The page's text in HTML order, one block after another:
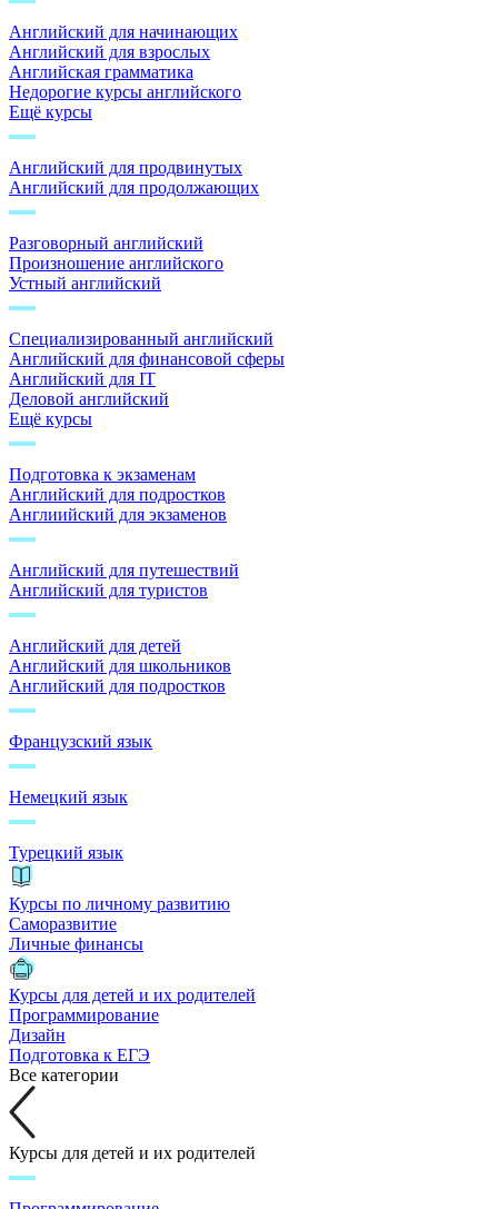
Английский для начинающих
Английский для взрослых
Английская грамматика
Недорогие курсы английского
Ещё курсы
Английский для продвинутых
Английский для продолжающих
Разговорный английский
Произношение английского
Устный английский
Специализированный английский
Английский для финансовой сферы
Английский для IT
Деловой английский
Ещё курсы
Подготовка к экзаменам
Английский для подростков
Англиийский для экзаменов
Английский для путешествий
Английский для туристов
Английский для детей
Английский для школьников
Английский для подростков
Французский язык
Немецкий язык
Турецкий язык
Курсы по личному развитию
Саморазвитие
Личные финансы
Курсы для детей и их родителей
Программирование
Дизайн
Подготовка к ЕГЭ
Все категории
Курсы для детей и их родителей